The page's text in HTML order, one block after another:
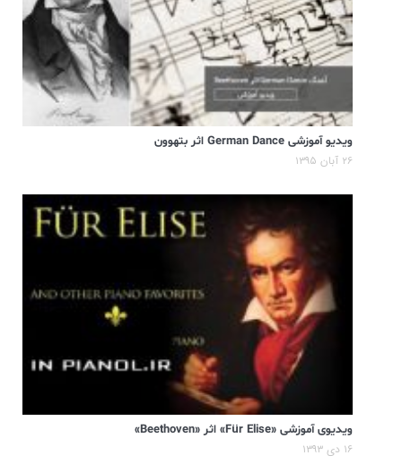
ویدیو آموزشی German Dance اثر بتهوون
۲۶ آبان ۱۳۹۵
ویدیوی آموزشی «Für Elise» اثر «Beethoven»
۱۶ دی ۱۳۹۳